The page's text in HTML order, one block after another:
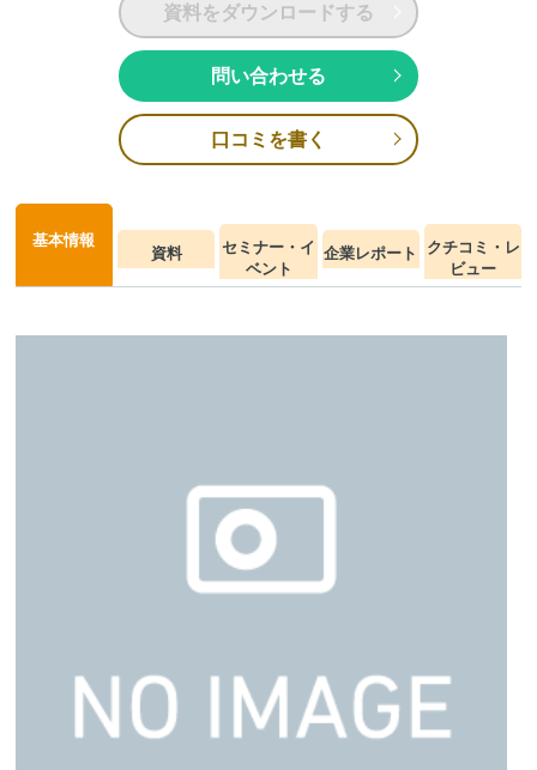
資料をダウンロードする
問い合わせる
口コミを書く
基本情報
資料
セミナー・イ
ベント
企業レポート
クチコミ・レ
ビュー